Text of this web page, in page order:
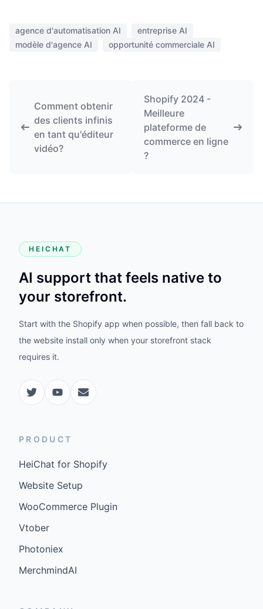
agence d'automatisation AI
entreprise AI
modèle d'agence AI
opportunité commerciale AI
Comment obtenir
des clients infinis
en tant qu'éditeur
vidéo?
Shopify 2024 -
Meilleure
plateforme de
commerce en ligne
?
HEICHAT
AI support that feels native to
your storefront.
Start with the Shopify app when possible, then fall back to
the website install only when your storefront stack
requires it.
PRODUCT
HeiChat for Shopify
Website Setup
WooCommerce Plugin
Vtober
Photoniex
MerchmindAI